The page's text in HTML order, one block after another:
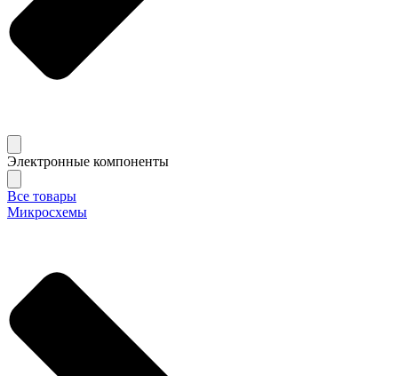
Электронные компоненты
Все товары
Микросхемы